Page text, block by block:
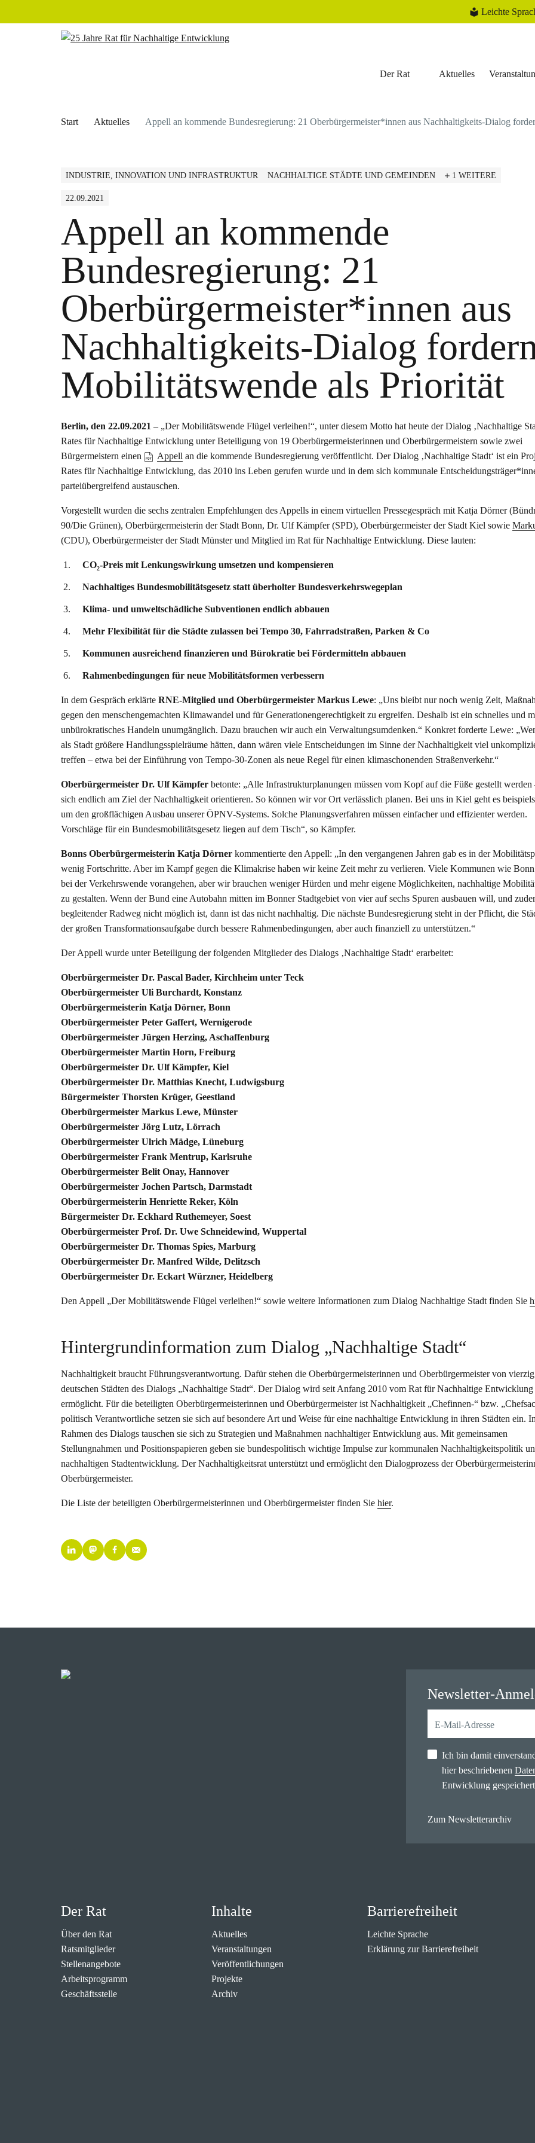
Leichte
Der Rat Aktuelles
Start Aktuelles Appell an kommende Bundesregierung: 21 Oberbürgermeister*innen aus Nachhaltigkeits-Dialog
INDUSTRIE, INNOVATION UND INFRASTRUKTUR NACHHALTIGE STÄDTE UND GEMEINDEN 1 WEITERE
22.09.2021
Appell an kommende
Bundesregierung: 21
Oberbürgermeister*innen aus
Nachhaltigkeits-Dialog
Mobilitätswende als Priorität
Berlin, den 22.09.2021 – „Der Mobilitätswende Flügel verleihen!“, unter diesem Motto hat heute der Dialog ‚Nachhaltige
Rates für Nachhaltige Entwicklung unter Beteiligung von 19 Oberbürgermeisterinnen und Oberbürgermeistern sowie zwei
Bürgermeistern einen
Appell an die kommende Bundesregierung veröffentlicht. Der Dialog ‚Nachhaltige Stadt‘ ist ein
Rates für Nachhaltige Entwicklung, das 2010 ins Leben gerufen wurde und in dem sich kommunale
parteiübergreifend austauschen.
Vorgestellt wurden die sechs zentralen Empfehlungen des Appells in einem virtuellen Pressegespräch mit Katja Dörner
90/Die Grünen), Oberbürgermeisterin der Stadt Bonn, Dr. Ulf Kämpfer (SPD), Oberbürgermeister der Stadt Kiel sowie
(CDU), Oberbürgermeister der Stadt Münster und Mitglied im Rat für Nachhaltige Entwicklung. Diese lauten:
CO2-Preis mit Lenkungswirkung umsetzen und kompensieren
Nachhaltiges Bundesmobilitätsgesetz statt überholter Bundesverkehrswegeplan
Klima- und umweltschädliche Subventionen endlich abbauen
Mehr Flexibilität für die Städte zulassen bei Tempo 30, Fahrradstraßen, Parken & Co
Kommunen ausreichend finanzieren und Bürokratie bei Fördermitteln abbauen
Rahmenbedingungen für neue Mobilitätsformen verbessern
In dem Gespräch erklärte RNE-Mitglied und Oberbürgermeister Markus Lewe: „Uns bleibt nur noch wenig Zeit,
gegen den menschengemachten Klimawandel und für Generationengerechtigkeit zu ergreifen. Deshalb ist ein schnelles und
unbürokratisches Handeln unumgänglich. Dazu brauchen wir auch ein Verwaltungsumdenken.“ Konkret forderte Lewe:
als Stadt größere Handlungsspielräume hätten, dann wären viele Entscheidungen im Sinne der Nachhaltigkeit viel
treffen – etwa bei der Einführung von Tempo-30-Zonen als neue Regel für einen klimaschonenden Straßenverkehr.“
Oberbürgermeister Dr. Ulf Kämpfer betonte: „Alle Infrastrukturplanungen müssen vom Kopf auf die Füße gestellt werden
sich endlich am Ziel der Nachhaltigkeit orientieren. So können wir vor Ort verlässlich planen. Bei uns in Kiel geht es
um den großflächigen Ausbau unserer ÖPNV-Systems. Solche Planungsverfahren müssen einfacher und effizienter werden.
Vorschläge für ein Bundesmobilitätsgesetz liegen auf dem Tisch“, so Kämpfer.
Bonns Oberbürgermeisterin Katja Dörner kommentierte den Appell: „In den vergangenen Jahren gab es in der
wenig Fortschritte. Aber im Kampf gegen die Klimakrise haben wir keine Zeit mehr zu verlieren. Viele Kommunen wie
bei der Verkehrswende vorangehen, aber wir brauchen weniger Hürden und mehr eigene Möglichkeiten, nachhaltige
zu gestalten. Wenn der Bund eine Autobahn mitten im Bonner Stadtgebiet von vier auf sechs Spuren ausbauen will, und
begleitender Radweg nicht möglich ist, dann ist das nicht nachhaltig. Die nächste Bundesregierung steht in der Pflicht, die
der großen Transformationsaufgabe durch bessere Rahmenbedingungen, aber auch finanziell zu unterstützen.“
Der Appell wurde unter Beteiligung der folgenden Mitglieder des Dialogs ‚Nachhaltige Stadt‘ erarbeitet:
Oberbürgermeister Dr. Pascal Bader, Kirchheim unter Teck
Oberbürgermeister Uli Burchardt, Konstanz
Oberbürgermeisterin Katja Dörner, Bonn
Oberbürgermeister Peter Gaffert, Wernigerode
Oberbürgermeister Jürgen Herzing, Aschaffenburg
Oberbürgermeister Martin Horn, Freiburg
Oberbürgermeister Dr. Ulf Kämpfer, Kiel
Oberbürgermeister Dr. Matthias Knecht, Ludwigsburg
Bürgermeister Thorsten Krüger, Geestland
Oberbürgermeister Markus Lewe, Münster
Oberbürgermeister Jörg Lutz, Lörrach
Oberbürgermeister Ulrich Mädge, Lüneburg
Oberbürgermeister Frank Mentrup, Karlsruhe
Oberbürgermeister Belit Onay, Hannover
Oberbürgermeister Jochen Partsch, Darmstadt
Oberbürgermeisterin Henriette Reker, Köln
Bürgermeister Dr. Eckhard Ruthemeyer, Soest
Oberbürgermeister Prof. Dr. Uwe Schneidewind, Wuppertal
Oberbürgermeister Dr. Thomas Spies, Marburg
Oberbürgermeister Dr. Manfred Wilde, Delitzsch
Oberbürgermeister Dr. Eckart Würzner, Heidelberg
Den Appell „Der Mobilitätswende Flügel verleihen!“ sowie weitere Informationen zum Dialog Nachhaltige Stadt finden Sie
Hintergrundinformation zum Dialog „Nachhaltige Stadt“
Nachhaltigkeit braucht Führungsverantwortung. Dafür stehen die Oberbürgermeisterinnen und Oberbürgermeister von vierzig
deutschen Städten des Dialogs „Nachhaltige Stadt“. Der Dialog wird seit Anfang 2010 vom Rat für Nachhaltige
ermöglicht. Für die beteiligten Oberbürgermeisterinnen und Oberbürgermeister ist Nachhaltigkeit „Chefinnen-“ bzw.
politisch Verantwortliche setzen sie sich auf besondere Art und Weise für eine nachhaltige Entwicklung in ihren Städten ein.
Rahmen des Dialogs tauschen sie sich zu Strategien und Maßnahmen nachhaltiger Entwicklung aus. Mit gemeinsamen
Stellungnahmen und Positionspapieren geben sie bundespolitisch wichtige Impulse zur kommunalen Nachhaltigkeitspolitik
nachhaltigen Stadtentwicklung. Der Nachhaltigkeitsrat unterstützt und ermöglicht den Dialogprozess der
Oberbürgermeister.
Die Liste der beteiligten Oberbürgermeisterinnen und Oberbürgermeister finden Sie hier.
Newsletter-
Ich bin damit
hier beschriebenen
Entwicklung
Zum Newsletterarchiv
Der Rat
Über den Rat
Ratsmitglieder
Stellenangebote
Arbeitsprogramm
Geschäftsstelle
Inhalte
Aktuelles
Veranstaltungen
Veröffentlichungen
Projekte
Archiv
Barrierefreiheit
Leichte Sprache
Erklärung zur Barrierefreiheit